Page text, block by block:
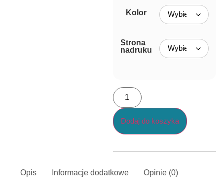
Kolor
Strona
nadruku
Dodaj do koszyka
Opis Informacje dodatkowe Opinie (0)